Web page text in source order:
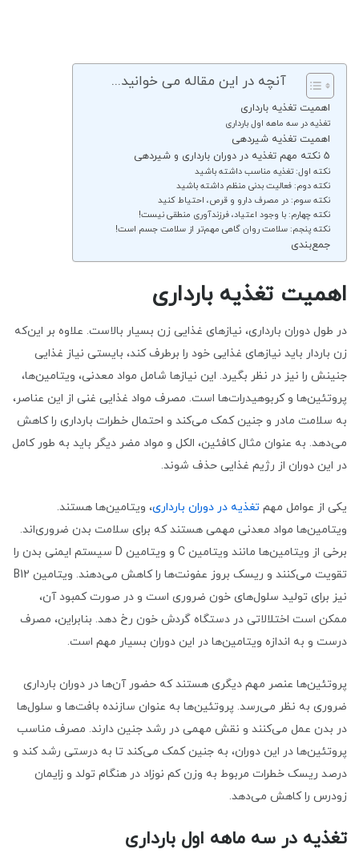
آنچه در این مقاله می خوانید...
اهمیت تغذیه بارداری
تغذیه در سه ماهه اول بارداری
اهمیت تغذیه شیردهی
5 نکته مهم تغذیه در دوران بارداری و شیردهی
نکته اول: تغذیه مناسب داشته باشید
نکته دوم: فعالیت بدنی منظم داشته باشید
نکته سوم: در مصرف دارو و قرص، احتیاط کنید
نکته چهارم: با وجود اعتیاد، فرزندآوری منطقی نیست!
نکته پنجم: سلامت روان گاهی مهم‌تر از سلامت جسم است!
جمع‌بندی
اهمیت تغذیه بارداری
در طول دوران بارداری، نیازهای غذایی زن بسیار بالاست. علاوه بر این‌که
زن باردار باید نیازهای غذایی خود را برطرف کند، بایستی نیاز غذایی
جنینش را نیز در نظر بگیرد. این نیازها شامل مواد معدنی، ویتامین‌ها،
پروتئین‌ها و کربوهیدرات‌ها است. مصرف مواد غذایی غنی از این عناصر،
به سلامت مادر و جنین کمک می‌کند و احتمال خطرات بارداری را کاهش
می‌دهد. به عنوان مثال کافئین، الکل و مواد مضر دیگر باید به طور کامل
در این دوران از رژیم غذایی حذف شوند.
یکی از عوامل مهم تغذیه در دوران بارداری، ویتامین‌ها هستند.
ویتامین‌ها مواد معدنی مهمی هستند که برای سلامت بدن ضروری‌اند.
برخی از ویتامین‌ها مانند ویتامین C و ویتامین D سیستم ایمنی بدن را
تقویت می‌کنند و ریسک بروز عفونت‌ها را کاهش می‌دهند. ویتامین B12
نیز برای تولید سلول‌های خون ضروری است و در صورت کمبود آن،
ممکن است اختلالاتی در دستگاه گردش خون رخ دهد. بنابراین، مصرف
درست و به اندازه ویتامین‌ها در این دوران بسیار مهم است.
پروتئین‌ها عنصر مهم دیگری هستند که حضور آن‌ها در دوران بارداری
ضروری به نظر می‌رسد. پروتئین‌ها به عنوان سازنده بافت‌ها و سلول‌ها
در بدن عمل می‌کنند و نقش مهمی در رشد جنین دارند. مصرف مناسب
پروتئین‌ها در این دوران، به جنین کمک می‌کند تا به درستی رشد کند و
درصد ریسک خطرات مربوط به وزن کم نوزاد در هنگام تولد و زایمان
زودرس را کاهش می‌دهد.
تغذیه در سه ماهه اول بارداری